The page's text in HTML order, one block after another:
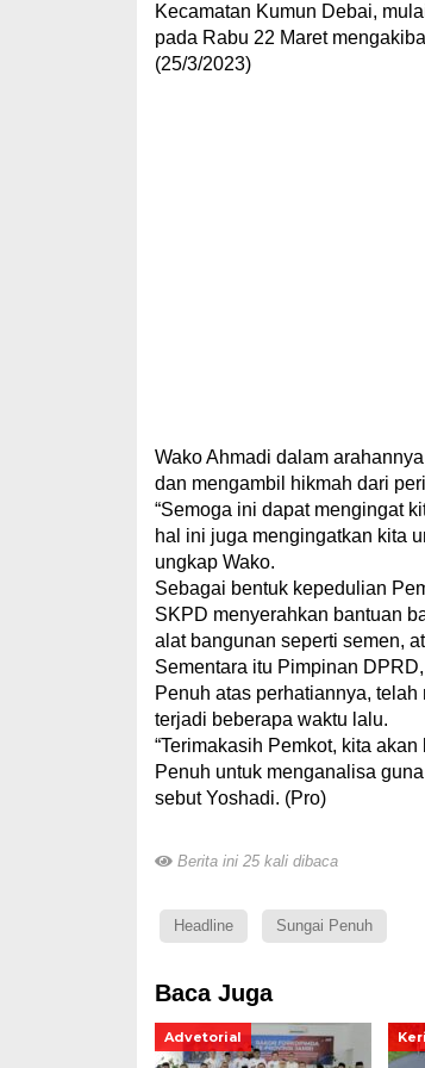
Kecamatan Kumun Debai,
pada Rabu 22 Maret
(25/3/2023)
Wako Ahmadi dalam
dan mengambil hikmah dari
“Semoga ini dapat mengingat
hal ini juga mengingatkan kita
ungkap Wako.
Sebagai bentuk kepedulian
SKPD menyerahkan bantuan
alat bangunan seperti semen,
Sementara itu Pimpinan
Penuh atas perhatiannya,
terjadi beberapa waktu lalu.
“Terimakasih Pemkot, kita
Penuh untuk menganalisa
sebut Yoshadi. (Pro)
Berita ini 25 kali dibaca
Headline Sungai Penuh
Baca Juga
Advetorial